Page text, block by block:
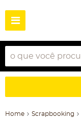
Home Scrapbooking